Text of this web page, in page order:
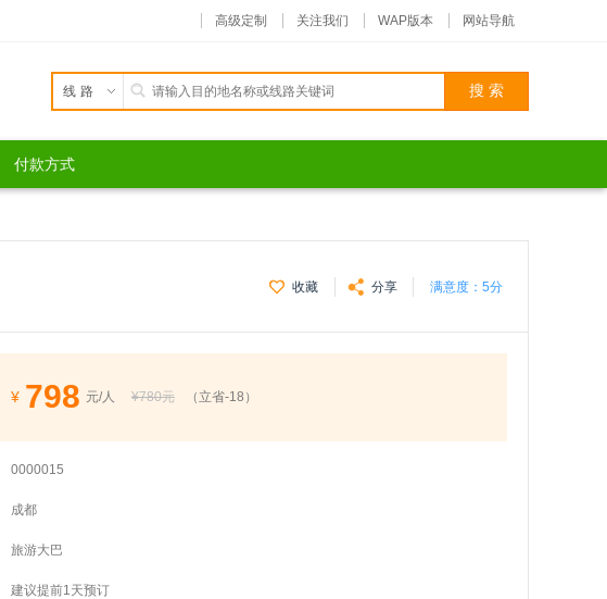
高级定制 关注我们 WAP版本 网站导航
线路
付款方式
收藏 分享 满意度： 5分
¥ 798 元/人 ¥780元 （立省-18）
0000015
成都
旅游大巴
建议提前1天预订